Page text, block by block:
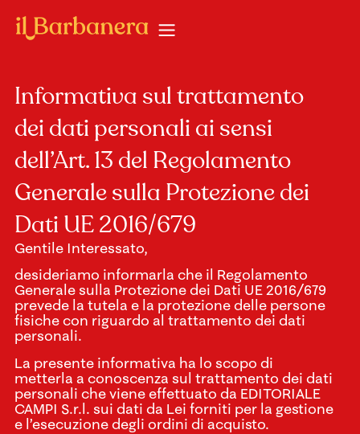
Informativa sul trattamento
dei dati personali ai sensi
dell’Art. 13 del Regolamento
Generale sulla Protezione dei
Dati UE 2016/679
Gentile Interessato,
desideriamo informarla che il Regolamento
Generale sulla Protezione dei Dati UE 2016/679
prevede la tutela e la protezione delle persone
fisiche con riguardo al trattamento dei dati
personali.
La presente informativa ha lo scopo di
metterla a conoscenza sul trattamento dei dati
personali che viene effettuato da EDITORIALE
CAMPI S.r.l. sui dati da Lei forniti per la gestione
e l’esecuzione degli ordini di acquisto.